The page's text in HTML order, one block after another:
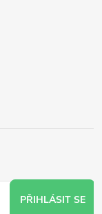
PŘIHLÁSIT SE